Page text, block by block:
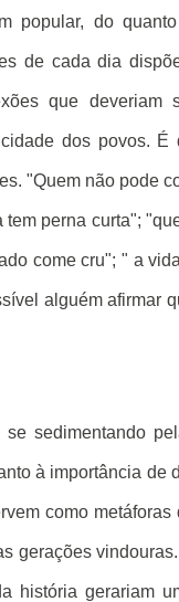
popular, do
de cada dia
que deveriam
dos povos. É
"Quem não pode
perna curta";
come cru"; " a
alguém afirmar
sedimentando
à importância de
como metáforas
gerações
história gerariam